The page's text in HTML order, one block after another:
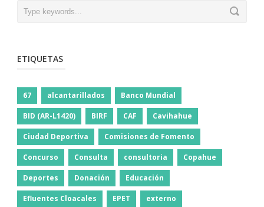
ETIQUETAS
67 alcantarillados Banco Mundial
BID (AR-L1420) BIRF CAF Cavihahue
Ciudad Deportiva Comisiones de Fomento
Concurso Consulta consultoria Copahue
Deportes Donación Educación
Efluentes Cloacales EPET externo